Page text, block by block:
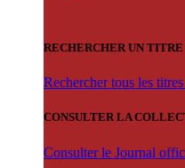
RECHERCHER UN TITRE
Rechercher tous les
CONSULTER LA
Consulter le Journal